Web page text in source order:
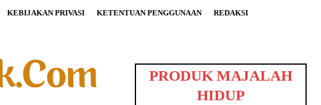
KEBIJAKAN PRIVASI KETENTUAN PENGGUNAAN
REDAKSI
PRODUK MAJALAH
HIDUP